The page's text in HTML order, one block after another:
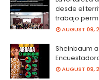
desde el
trabajo
AUGUST 09,
Sheinbaum
AUGUST 09,